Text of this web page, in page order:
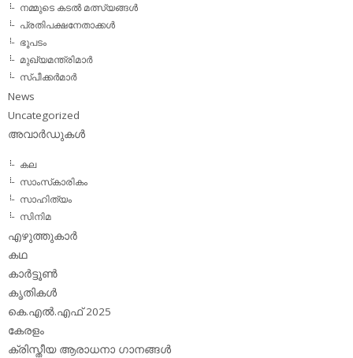
നമ്മുടെ കടല്‍ മത്സ്യങ്ങള്‍
പ്രതിപക്ഷനേതാക്കള്‍
ഭൂപടം
മുഖ്യമന്ത്രിമാര്‍
സ്പീക്കര്‍മാര്‍
News
Uncategorized
അവാര്‍ഡുകള്‍
കല
സാംസ്‌കാരികം
സാഹിത്യം
സിനിമ
എഴുത്തുകാര്‍
കഥ
കാര്‍ട്ടൂണ്‍
കൃതികള്‍
കെ.എല്‍.എഫ് 2025
കേരളം
ക്രിസ്തീയ ആരാധനാ ഗാനങ്ങള്‍